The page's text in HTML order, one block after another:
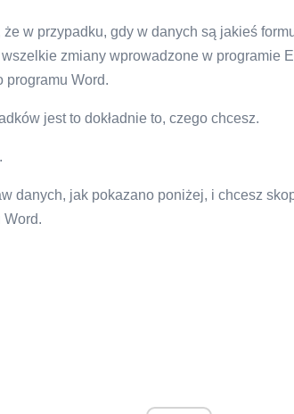
w przypadku, gdy w danych są jakieś
zmiany wprowadzone w programie
programu Word.
jest to dokładnie to, czego chcesz.
danych, jak pokazano poniżej, i chcesz
Word.